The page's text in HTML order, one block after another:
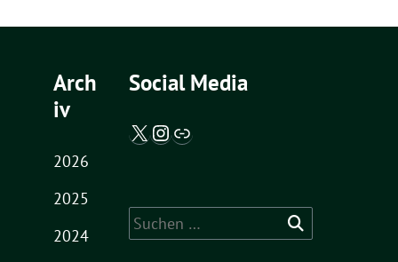
Arch
iv
2026
2025
2024
Social Media
X / Twitter
Instagram
Abgeordnetenwatch
Suche
nach: